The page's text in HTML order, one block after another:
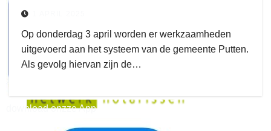
download onzze App
Op donderdag 3 april worden er werkzaamheden
uitgevoerd aan het systeem van de gemeente Putten.
Als gevolg hiervan zijn de…